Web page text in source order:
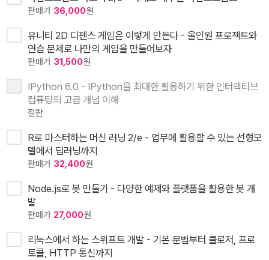
판매가 36,000원
유니티 2D 디펜스 게임은 이렇게 만든다 - 올인원 프로젝트와
연습 문제로 나만의 게임을 만들어보자
판매가 31,500원
IPython 6.0 - IPython을 최대한 활용하기 위한 인터랙티브
컴퓨팅의 고급 개념 이해
절판
R로 마스터하는 머신 러닝 2/e - 업무에 활용할 수 있는 선형모
델에서 딥러닝까지
판매가 32,400원
Node.js로 봇 만들기 - 다양한 예제와 플랫폼을 활용한 봇 개
발
판매가 27,000원
리눅스에서 하는 스위프트 개발 - 기본 문법부터 클로저, 프로
토콜, HTTP 통신까지